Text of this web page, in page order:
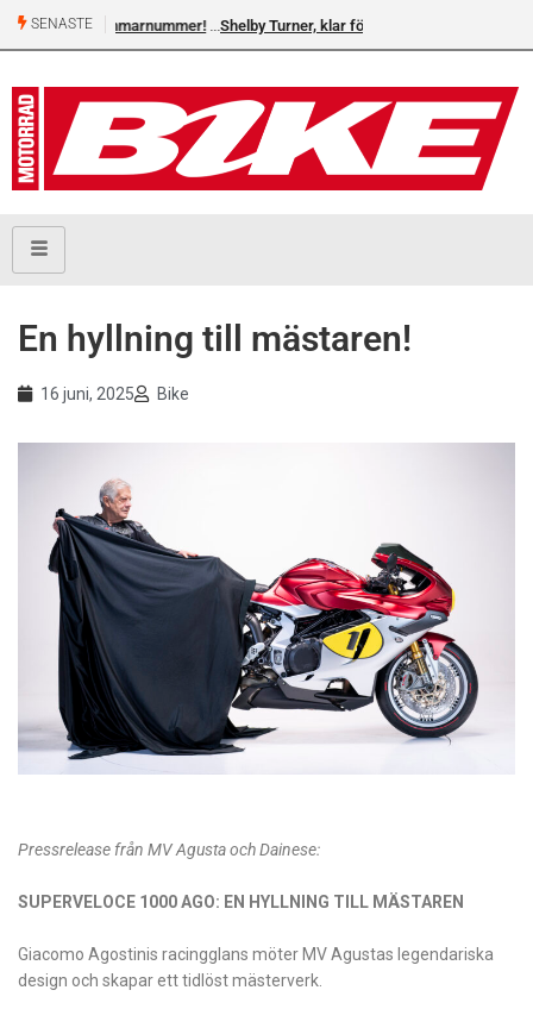
SENASTE Shelby Turner, klar för GGN
En hyllning till mästaren!
16 juni, 2025 Bike
Pressrelease från MV Agusta och Dainese:
SUPERVELOCE 1000 AGO: EN HYLLNING TILL MÄSTAREN
Giacomo Agostinis racingglans möter MV Agustas legendariska
design och skapar ett tidlöst mästerverk.